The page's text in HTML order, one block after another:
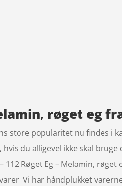
røget eg
store popularitet nu findes i
du alligevel ikke skal bruge
Røget Eg – Melamin,
Vi har håndplukket